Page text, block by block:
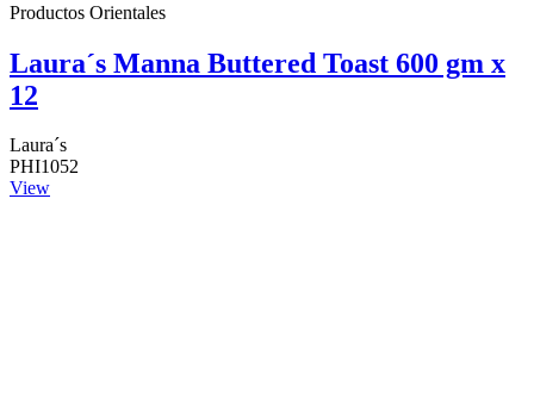
Productos Orientales
Laura´s Manna Buttered Toast 600 gm x
12
Laura´s
PHI1052
View